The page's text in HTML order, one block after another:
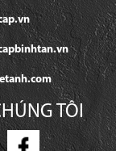
TÔI